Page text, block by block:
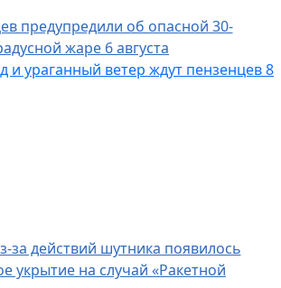
и ураганный ветер ждут пензенцев 8